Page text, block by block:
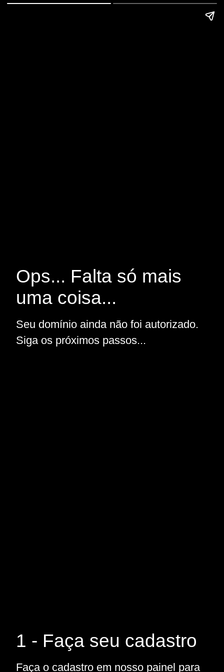
Ops... Falta só mais
uma coisa...
Seu domínio ainda não foi autorizado.
Siga os próximos passos...
1 - Faça seu cadastro
Faça o cadastro em nosso painel para